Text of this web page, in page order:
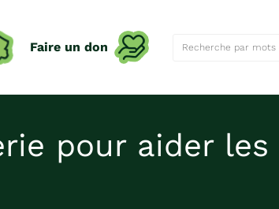
Faire un don
pour aider les